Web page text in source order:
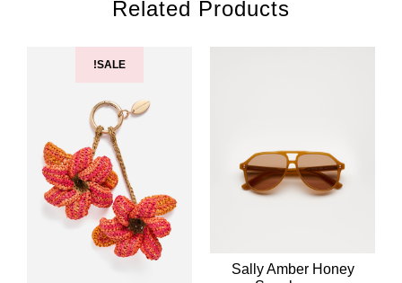
Related Products
Sally Amber Honey
SALE!